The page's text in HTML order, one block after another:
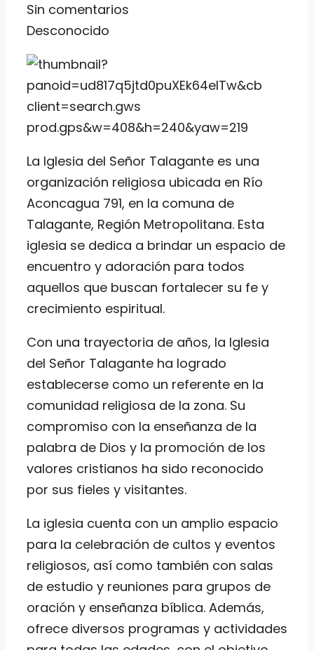
Sin comentarios
Desconocido
La Iglesia del Señor Talagante es una
organización religiosa ubicada en Río
Aconcagua 791, en la comuna de
Talagante, Región Metropolitana. Esta
iglesia se dedica a brindar un espacio de
encuentro y adoración para todos
aquellos que buscan fortalecer su fe y
crecimiento espiritual.
Con una trayectoria de años, la Iglesia
del Señor Talagante ha logrado
establecerse como un referente en la
comunidad religiosa de la zona. Su
compromiso con la enseñanza de la
palabra de Dios y la promoción de los
valores cristianos ha sido reconocido
por sus fieles y visitantes.
La iglesia cuenta con un amplio espacio
para la celebración de cultos y eventos
religiosos, así como también con salas
de estudio y reuniones para grupos de
oración y enseñanza bíblica. Además,
ofrece diversos programas y actividades